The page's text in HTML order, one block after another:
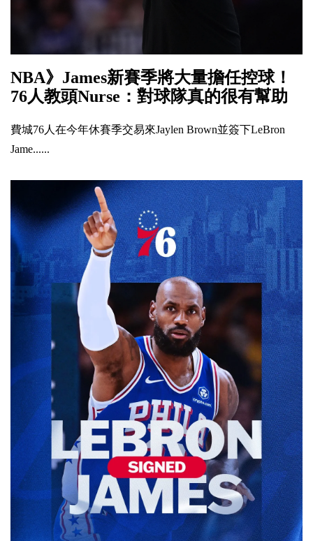
NBA》James新賽季將大量擔任控球！
76人教頭Nurse：對球隊真的很有幫助
費城76人在今年休賽季交易來Jaylen Brown並簽下LeBron
Jame......